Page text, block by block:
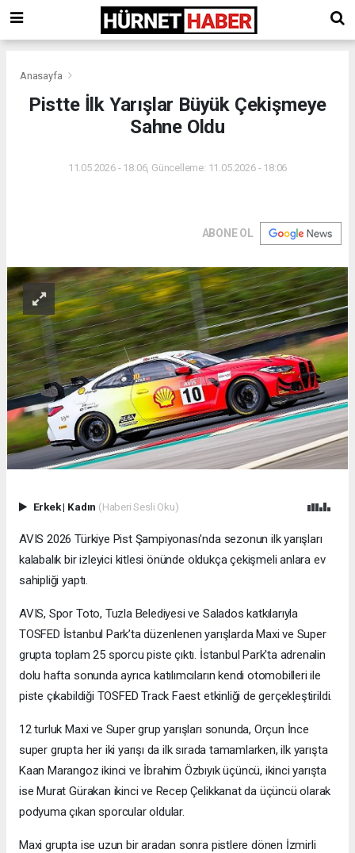
Anasayfa
Pistte İlk Yarışlar Büyük Çekişmeye
Sahne Oldu
11.05.2026 - 18:06, Güncelleme: 11.05.2026 - 18:06
ABONE OL
Erkek| Kadın (Haberi Sesli Oku)
AVIS 2026 Türkiye Pist Şampiyonası'nda sezonun ilk yarışları
kalabalık bir izleyici kitlesi önünde oldukça çekişmeli anlara ev
sahipliği yaptı.
AVIS, Spor Toto, Tuzla Belediyesi ve Salados katkılarıyla
TOSFED İstanbul Park’ta düzenlenen yarışlarda Maxi ve Super
grupta toplam 25 sporcu piste çıktı. İstanbul Park'ta adrenalin
dolu hafta sonunda ayrıca katılımcıların kendi otomobilleri ile
piste çıkabildiği TOSFED Track Faest etkinliği de gerçekleştirildi.
12 turluk Maxi ve Super grup yarışları sonunda, Orçun İnce
super grupta her iki yarışı da ilk sırada tamamlarken, ilk yarışta
Kaan Marangoz ikinci ve İbrahim Özbıyık üçüncü, ikinci yarışta
ise Murat Gürakan ikinci ve Recep Çelikkanat da üçüncü olarak
podyuma çıkan sporcular oldular.
Maxi grupta ise uzun bir aradan sonra pistlere dönen İzmirli